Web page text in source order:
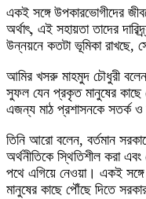
একই সঙ্গে উপকারভোগীদের
অর্থাৎ, এই সহায়তা তাদের
উন্নয়নে কতটা ভূমিকা রাখছে,
আমির খসরু মাহমুদ চৌধুরী
সুফল যেন প্রকৃত মানুষের কাছে
এজন্য মাঠ প্রশাসনকে সতর্ক ও
তিনি আরো বলেন, বর্তমান
অর্থনীতিকে স্থিতিশীল করা
পথে এগিয়ে নেওয়া। একই
মানুষের কাছে পৌঁছে দিতে